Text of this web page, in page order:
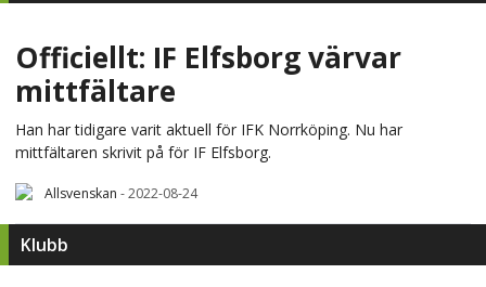
Officiellt: IF Elfsborg värvar
mittfältare
Han har tidigare varit aktuell för IFK Norrköping. Nu har
mittfältaren skrivit på för IF Elfsborg.
Allsvenskan -2022-08-24
Klubb